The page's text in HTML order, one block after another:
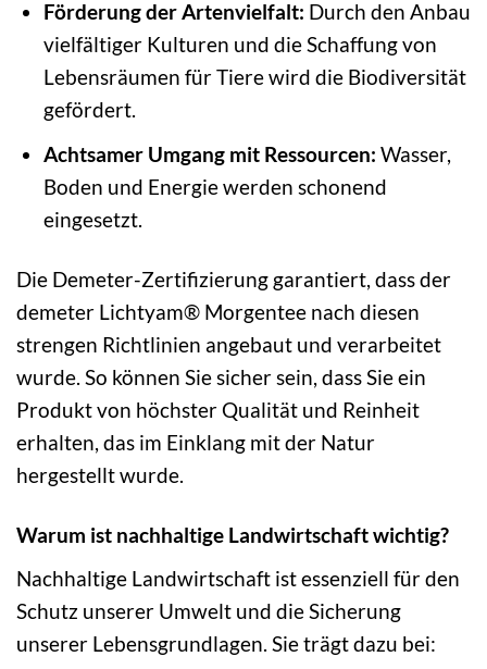
Förderung der Artenvielfalt: Durch den Anbau
vielfältiger Kulturen und die Schaffung von
Lebensräumen für Tiere wird die Biodiversität
gefördert.
Achtsamer Umgang mit Ressourcen: Wasser,
Boden und Energie werden schonend
eingesetzt.
Die Demeter-Zertifizierung garantiert, dass der
demeter Lichtyam® Morgentee nach diesen
strengen Richtlinien angebaut und verarbeitet
wurde. So können Sie sicher sein, dass Sie ein
Produkt von höchster Qualität und Reinheit
erhalten, das im Einklang mit der Natur
hergestellt wurde.
Warum ist nachhaltige Landwirtschaft wichtig?
Nachhaltige Landwirtschaft ist essenziell für den
Schutz unserer Umwelt und die Sicherung
unserer Lebensgrundlagen. Sie trägt dazu bei: